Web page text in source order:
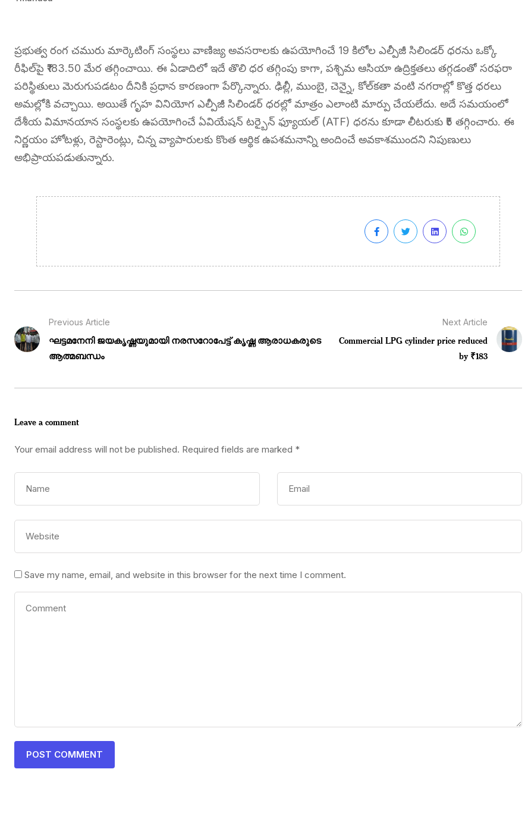
ప్రభుత్వ రంగ చమురు మార్కెటింగ్ సంస్థలు వాణిజ్య అవసరాలకు ఉపయోగించే 19 కిలోల ఎల్పీజీ సిలిండర్ ధరను ఒక్కో
రీఫిల్‌పై ₹183.50 మేర తగ్గించాయి. ఈ ఏడాదిలో ఇదే తొలి ధర తగ్గింపు కాగా, పశ్చిమ ఆసియా ఉద్రిక్తతలు తగ్గడంతో సరఫరా
పరిస్థితులు మెరుగుపడటం దీనికి ప్రధాన కారణంగా పేర్కొన్నారు. ఢిల్లీ, ముంబై, చెన్నై, కోల్‌కతా వంటి నగరాల్లో కొత్త ధరలు
అమల్లోకి వచ్చాయి. అయితే గృహ వినియోగ ఎల్పీజీ సిలిండర్ ధరల్లో మాత్రం ఎలాంటి మార్పు చేయలేదు. అదే సమయంలో
దేశీయ విమానయాన సంస్థలకు ఉపయోగించే ఏవియేషన్ టర్బైన్ ఫ్యూయల్ (ATF) ధరను కూడా లీటరుకు ₹5 తగ్గించారు. ఈ
నిర్ణయం హోటళ్లు, రెస్టారెంట్లు, చిన్న వ్యాపారులకు కొంత ఆర్థిక ఉపశమనాన్ని అందించే అవకాశముందని నిపుణులు
అభిప్రాయపడుతున్నారు.
Previous Article
ഘട്ടമനേനി ജയകൃഷ്ണയുമായി നരസറോപേട്ട് കൃഷ്ണ ആരാധകരുടെ
ആത്മബന്ധം
Next Article
Commercial LPG cylinder price reduced
by ₹183
Leave a comment
Your email address will not be published. Required fields are marked *
Save my name, email, and website in this browser for the next time I comment.